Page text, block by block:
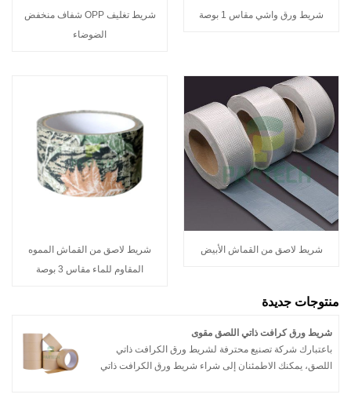
شريط ورق واشي مقاس 1 بوصة
شريط تغليف OPP شفاف منخفض
الضوضاء
شريط لاصق من القماش الأبيض
شريط لاصق من القماش المموه
المقاوم للماء مقاس 3 بوصة
منتوجات جديدة
شريط ورق كرافت ذاتي اللصق مقوى
باعتبارك شركة تصنيع محترفة لشريط ورق الكرافت ذاتي
اللصق، يمكنك الاطمئنان إلى شراء شريط ورق الكرافت ذاتي